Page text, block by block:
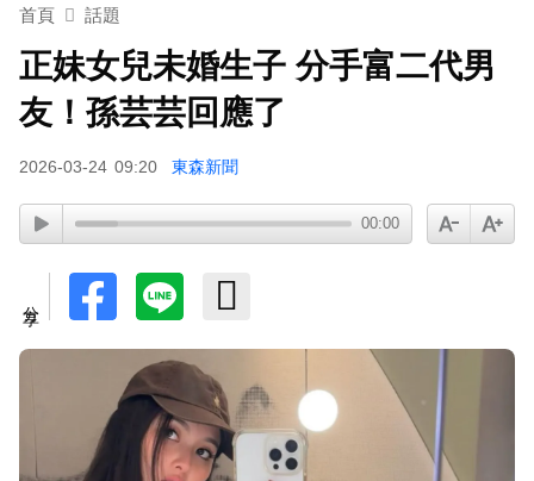
下載東森App，隨時掌握天下大小事！
ENHYPEN西村力站姐輕生亡！生前淚喊「本想再
活久點」粉絲怒轟：別再差別對待
首頁 話題
正妹女兒未婚生子 分手富二代男
友！孫芸芸回應了
2026-03-24 09:20 東森新聞
00:00